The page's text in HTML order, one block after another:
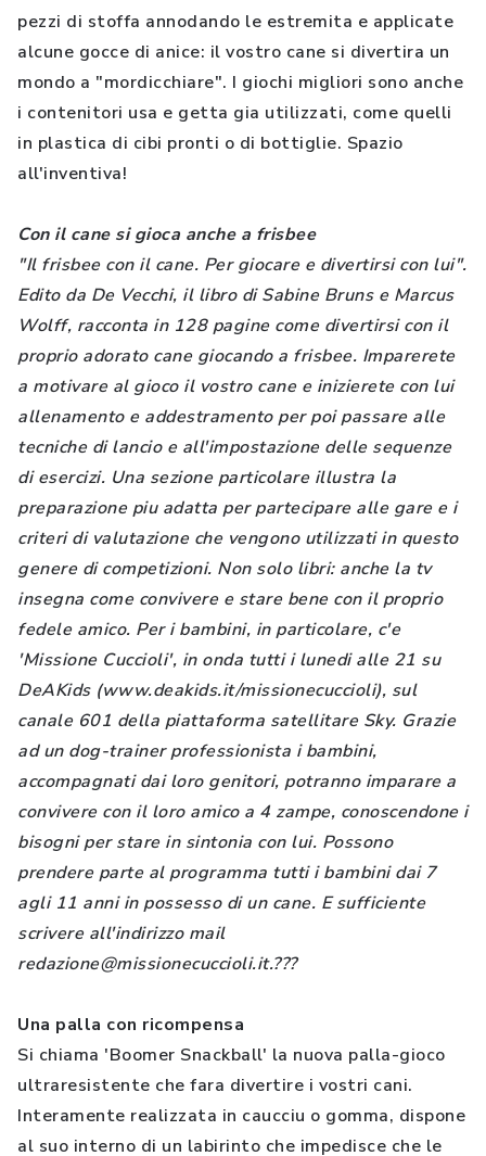
pezzi di stoffa annodando le estremita e applicate
alcune gocce di anice: il vostro cane si divertira un
mondo a "mordicchiare". I giochi migliori sono anche
i contenitori usa e getta gia utilizzati, come quelli
in plastica di cibi pronti o di bottiglie. Spazio
all'inventiva!
Con il cane si gioca anche a frisbee
"Il frisbee con il cane. Per giocare e divertirsi con lui".
Edito da De Vecchi, il libro di Sabine Bruns e Marcus
Wolff, racconta in 128 pagine come divertirsi con il
proprio adorato cane giocando a frisbee. Imparerete
a motivare al gioco il vostro cane e inizierete con lui
allenamento e addestramento per poi passare alle
tecniche di lancio e all'impostazione delle sequenze
di esercizi. Una sezione particolare illustra la
preparazione piu adatta per partecipare alle gare e i
criteri di valutazione che vengono utilizzati in questo
genere di competizioni. Non solo libri: anche la tv
insegna come convivere e stare bene con il proprio
fedele amico. Per i bambini, in particolare, c'e
'Missione Cuccioli', in onda tutti i lunedi alle 21 su
DeAKids (www.deakids.it/missionecuccioli), sul
canale 601 della piattaforma satellitare Sky. Grazie
ad un dog-trainer professionista i bambini,
accompagnati dai loro genitori, potranno imparare a
convivere con il loro amico a 4 zampe, conoscendone i
bisogni per stare in sintonia con lui. Possono
prendere parte al programma tutti i bambini dai 7
agli 11 anni in possesso di un cane. E sufficiente
scrivere all'indirizzo mail
redazione@missionecuccioli.it.???
Una palla con ricompensa
Si chiama 'Boomer Snackball' la nuova palla-gioco
ultraresistente che fara divertire i vostri cani.
Interamente realizzata in caucciu o gomma, dispone
al suo interno di un labirinto che impedisce che le